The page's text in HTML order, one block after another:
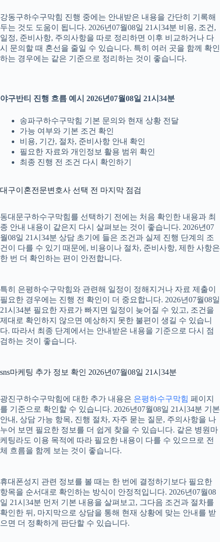
강동구하수구막힘 진행 중에는 안내받은 내용을 간단히 기록해
두는 것도 도움이 됩니다. 2026년07월08일 21시34분 비용, 조건,
일정, 준비사항, 주의사항을 따로 정리하면 이후 비교하거나 다
시 문의할 때 혼선을 줄일 수 있습니다. 특히 여러 곳을 함께 확인
하는 경우에는 같은 기준으로 정리하는 것이 좋습니다.
야구반티 진행 흐름 예시 2026년07월08일 21시34분
송파구하수구막힘 기본 문의와 현재 상황 전달
가능 여부와 기본 조건 확인
비용, 기간, 절차, 준비사항 안내 확인
필요한 자료와 개인정보 활용 범위 확인
최종 진행 전 조건 다시 확인하기
대구이혼전문변호사 선택 전 마지막 점검
동대문구하수구막힘를 선택하기 전에는 처음 확인한 내용과 최
종 안내 내용이 같은지 다시 살펴보는 것이 좋습니다. 2026년07
월08일 21시34분 상담 초기에 들은 조건과 실제 진행 단계의 조
건이 다를 수 있기 때문에, 비용이나 절차, 준비사항, 제한 사항은
한 번 더 확인하는 편이 안전합니다.
특히 은평하수구막힘와 관련해 일정이 정해지거나 자료 제출이
필요한 경우에는 진행 전 확인이 더 중요합니다. 2026년07월08일
21시34분 필요한 자료가 빠지면 일정이 늦어질 수 있고, 조건을
제대로 확인하지 않으면 예상하지 못한 불편이 생길 수 있습니
다. 따라서 최종 단계에서는 안내받은 내용을 기준으로 다시 점
검하는 것이 좋습니다.
sns마케팅 추가 정보 확인 2026년07월08일 21시34분
광진구하수구막힘에 대한 추가 내용은 은평하수구막힘 페이지
를 기준으로 확인할 수 있습니다. 2026년07월08일 21시34분 기본
안내, 상담 가능 항목, 진행 절차, 자주 묻는 질문, 주의사항을 나
누어 보면 필요한 정보를 더 쉽게 찾을 수 있습니다. 같은 병원마
케팅라도 이용 목적에 따라 필요한 내용이 다를 수 있으므로 전
체 흐름을 함께 보는 것이 좋습니다.
휴대폰성지 관련 정보를 볼 때는 한 번에 결정하기보다 필요한
항목을 순서대로 확인하는 방식이 안정적입니다. 2026년07월08
일 21시34분 먼저 기본 내용을 살펴보고, 그다음 조건과 절차를
확인한 뒤, 마지막으로 상담을 통해 현재 상황에 맞는 안내를 받
으면 더 정확하게 판단할 수 있습니다.